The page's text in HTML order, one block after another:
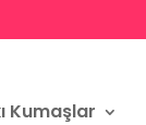
Kumaşlar